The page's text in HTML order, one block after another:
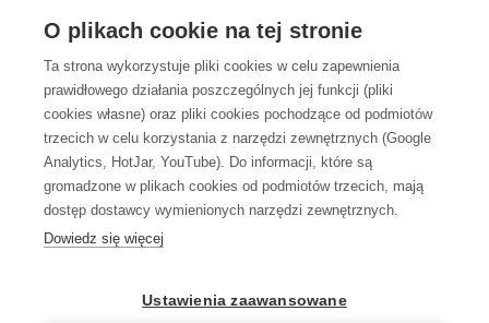
O plikach cookie na tej stronie
Ta strona wykorzystuje pliki cookies w celu zapewnienia
prawidłowego działania poszczególnych jej funkcji (pliki
cookies własne) oraz pliki cookies pochodzące od podmiotów
trzecich w celu korzystania z narzędzi zewnętrznych (Google
Analytics, HotJar, YouTube). Do informacji, które są
gromadzone w plikach cookies od podmiotów trzecich, mają
dostęp dostawcy wymienionych narzędzi zewnętrznych.
Dowiedz się więcej
Ustawienia zaawansowane
OBSŁUGA KLIENTA
KONTAKT
OpenGift jest częścią ReflectGroup.